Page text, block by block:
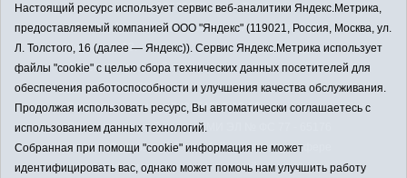
Адрес редакции: 627350, Россия, Тюменская
область, Аромашевский район, с. Аромашево, ул.
Кирова, д. 13.
Адрес электронной почты редакции:
strudu72@obl72.ru
Телефон редакции: 8 (34545) 2-30-58
Регистрационный номер СМИ ЭЛ № ФС 77 - 65176
выдано Федеральной службой по надзору в сфере
связи, информационных технологий и массовых
Настоящий ресурс использует сервис веб-аналитики Яндекс.Метрика,
предоставляемый компанией ООО "Яндекс" (119021, Россия, Москва, ул.
Л. Толстого, 16 (далее — Яндекс)). Сервис Яндекс.Метрика использует
файлы "cookie" с целью сбора технических данных посетителей для
обеспечения работоспособности и улучшения качества обслуживания.
Продолжая использовать ресурс, Вы автоматически соглашаетесь с
использованием данных технологий.
Собранная при помощи "cookie" информация не может
идентифицировать вас, однако может помочь нам улучшить работу